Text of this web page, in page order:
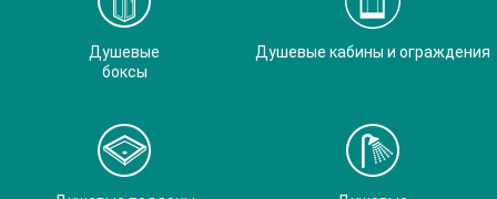
Душевые
боксы
Душевые кабины и ограждения